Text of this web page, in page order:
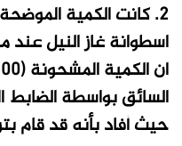
اسطوانة غاز النيل عند
السائق بواسطة الضابط
حيث أفاد بأنه قد قام